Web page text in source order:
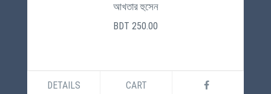
আখতার হুসেন
BDT 250.00
DETAILS CART